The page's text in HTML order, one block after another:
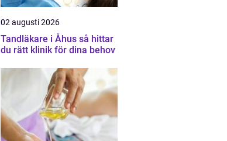
02 augusti 2026
Tandläkare i Åhus så hittar
du rätt klinik för dina behov